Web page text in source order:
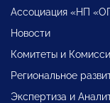
Ассоциация «НП
Новости
Комитеты и
Региональное
Экспертиза и